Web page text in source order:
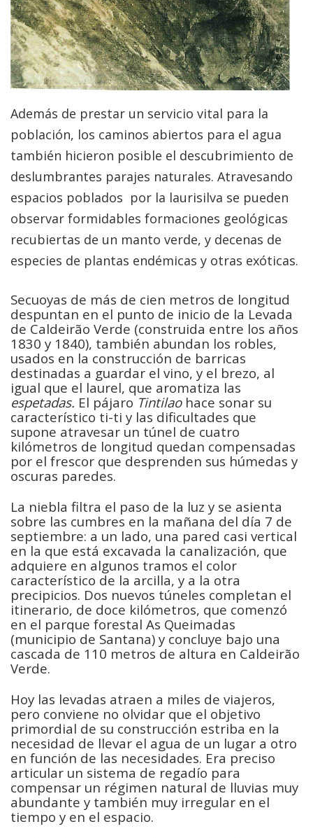
Además de prestar un servicio vital para la
población, los caminos abiertos para el agua
también hicieron posible el descubrimiento de
deslumbrantes parajes naturales. Atravesando
espacios poblados por la laurisilva se pueden
observar formidables formaciones geológicas
recubiertas de un manto verde, y decenas de
especies de plantas endémicas y otras exóticas.
Secuoyas de más de cien metros de longitud
despuntan en el punto de inicio de la Levada
de Caldeirão Verde (construida entre los años
1830 y 1840), también abundan los robles,
usados en la construcción de barricas
destinadas a guardar el vino, y el brezo, al
igual que el laurel, que aromatiza las
espetadas. El pájaro Tintilaohace sonar su
característico ti-ti y las dificultades que
supone atravesar un túnel de cuatro
kilómetros de longitud quedan compensadas
por el frescor que desprenden sus húmedas y
oscuras paredes.
La niebla filtra el paso de la luz y se asienta
sobre las cumbres en la mañana del día 7 de
septiembre: a un lado, una pared casi vertical
en la que está excavada la canalización, que
adquiere en algunos tramos el color
característico de la arcilla, y a la otra
precipicios. Dos nuevos túneles completan el
itinerario, de doce kilómetros, que comenzó
en el parque forestal As Queimadas
(municipio de Santana) y concluye bajo una
cascada de 110 metros de altura en Caldeirão
Verde.
Hoy las levadas atraen a miles de viajeros,
pero conviene no olvidar que el objetivo
primordial de su construcción estriba en la
necesidad de llevar el agua de un lugar a otro
en función de las necesidades. Era preciso
articular un sistema de regadío para
compensar un régimen natural de lluvias muy
abundante y también muy irregular en el
tiempo y en el espacio.